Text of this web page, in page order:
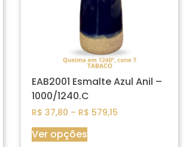
EAB2001 Esmalte Azul Anil –
1000/1240.C
R$ 37,80 – R$ 579,15
Ver opções